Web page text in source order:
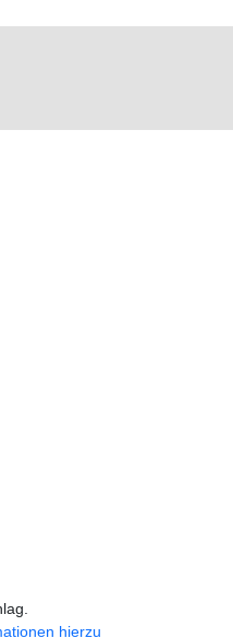
hierzu